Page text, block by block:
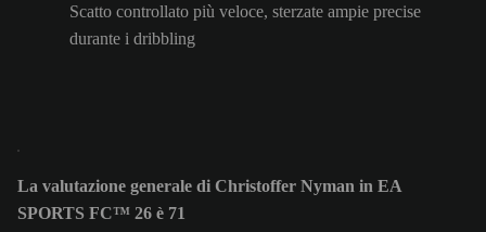
Scatto controllato più veloce, sterzate ampie precise
durante i dribbling
La valutazione generale di Christoffer Nyman in EA
SPORTS FC™ 26 è 71